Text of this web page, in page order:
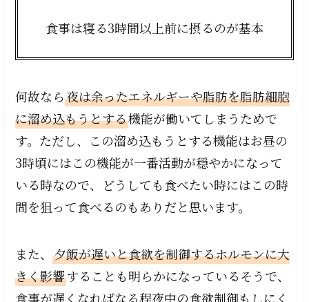
食事は寝る3時間以上前に摂るのが基本
何故なら夜は余ったエネルギーや脂肪を脂肪細胞
に溜め込もうとする機能が働いてしまうためで
す。ただし、この溜め込もうとする機能はお昼の
3時頃にはこの機能が一番活動が穏やかになって
いる時なので、どうしても食べたい時にはこの時
間を狙って食べるのもありだと思います。
また、夕飯が遅いと食欲を制御するホルモンに大
きく影響することも明らかになっているそうで、
食事が遅くなればなる程夜中の食欲制御もしにく